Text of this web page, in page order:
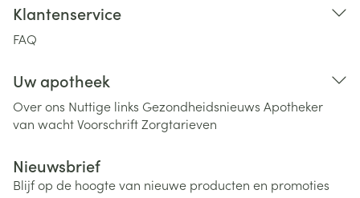
Klantenservice
FAQ
Uw apotheek
Over ons Nuttige links Gezondheidsnieuws Apotheker
van wachtVoorschriftZorgtarieven
Nieuwsbrief
Blijf op de hoogte van nieuwe producten en promoties